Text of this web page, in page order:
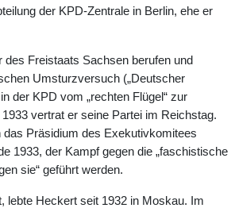
der KPD-Zentrale in Berlin, ehe er
Freistaats Sachsen berufen und
Umsturzversuch („Deutscher
der KPD vom „rechten Flügel“ zur
vertrat er seine Partei im Reichstag.
Präsidium des Exekutivkomitees
1933, der Kampf gegen die „faschistische
sie“ geführt werden.
lebte Heckert seit 1932 in Moskau. Im